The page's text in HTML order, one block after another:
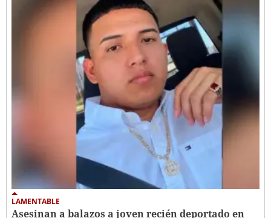
LAMENTABLE
Asesinan a balazos a joven recién deportado en